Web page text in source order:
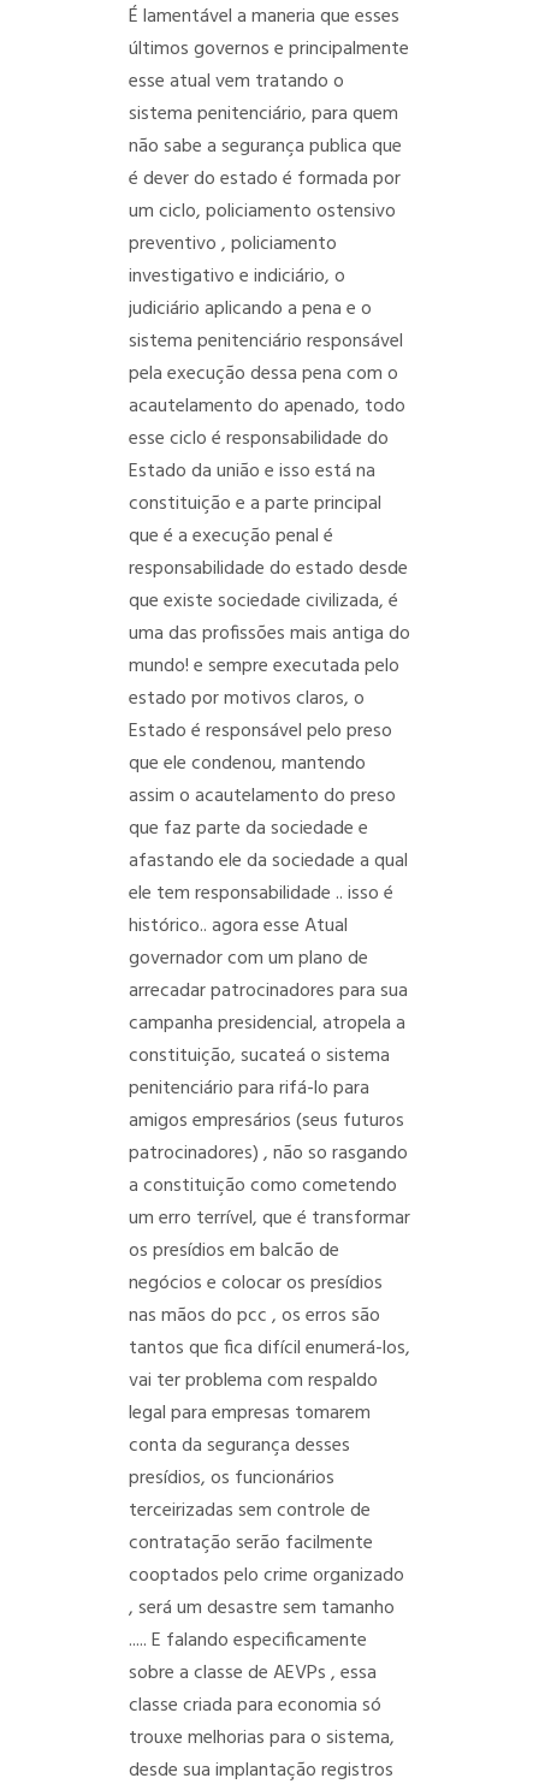
É lamentável a maneria que esses
últimos governos e principalmente
esse atual vem tratando o
sistema penitenciário, para quem
não sabe a segurança publica que
é dever do estado é formada por
um ciclo, policiamento ostensivo
preventivo , policiamento
investigativo e indiciário, o
judiciário aplicando a pena e o
sistema penitenciário responsável
pela execução dessa pena com o
acautelamento do apenado, todo
esse ciclo é responsabilidade do
Estado da união e isso está na
constituição e a parte principal
que é a execução penal é
responsabilidade do estado desde
que existe sociedade civilizada, é
uma das profissões mais antiga do
mundo! e sempre executada pelo
estado por motivos claros, o
Estado é responsável pelo preso
que ele condenou, mantendo
assim o acautelamento do preso
que faz parte da sociedade e
afastando ele da sociedade a qual
ele tem responsabilidade .. isso é
histórico.. agora esse Atual
governador com um plano de
arrecadar patrocinadores para sua
campanha presidencial, atropela a
constituição, sucateá o sistema
penitenciário para rifá-lo para
amigos empresários (seus futuros
patrocinadores) , não so rasgando
a constituição como cometendo
um erro terrível, que é transformar
os presídios em balcão de
negócios e colocar os presídios
nas mãos do pcc , os erros são
tantos que fica difícil enumerá-los,
vai ter problema com respaldo
legal para empresas tomarem
conta da segurança desses
presídios, os funcionários
terceirizadas sem controle de
contratação serão facilmente
cooptados pelo crime organizado
, será um desastre sem tamanho
..... E falando especificamente
sobre a classe de AEVPs , essa
classe criada para economia só
trouxe melhorias para o sistema,
desde sua implantação registros